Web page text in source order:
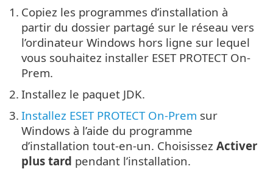
1. Copiez les programmes d’installation à
partir du dossier partagé sur le réseau vers
l’ordinateur Windows hors ligne sur lequel
vous souhaitez installer ESET PROTECT On-
Prem.
2. Installez le paquet JDK.
3. Installez ESET PROTECT On-Prem sur
Windows à l’aide du programme
d’installation tout-en-un. Choisissez Activer
plus tard pendant l’installation.